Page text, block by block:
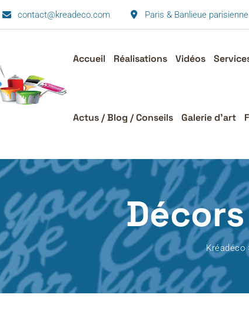
contact@kreadeco.com Paris & Banlieue
Accueil Réalisations Vidéos
Actus / Blog / Conseils Galerie d’art
Kréadéco